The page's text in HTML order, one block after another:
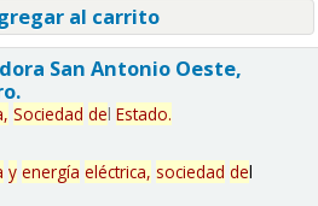
al carrito
San Antonio Oeste,
Sociedad del Estado.
y energía eléctrica, sociedad del